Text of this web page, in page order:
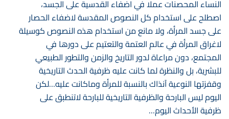
النساء المحصنات عملا في اضفاء القدسية على الجسد،
اصطلح على استخدام كل النصوص المقدسة لاضفاء الحصار
على جسد المرأة، ولا مانع من استخدام هذه النصوص كوسيلة
لاغراق المرأة في عالم العتمة والتعتيم على دورها في
المجتمع، دون مراعاة لدور التاريخ والزمن والتطور الطبيعي
للبشرية، بل والنظرة لما كانت عليه ظرفية الحدث التاريخية
وقفزتها النوعية آنذاك بالنسبة للمرأة وماكانت عليه…لكن
اليوم ليس البارحة والظرفية التاريخية للبارحة لاتنطبق على
ظرفية الأحداث اليوم…